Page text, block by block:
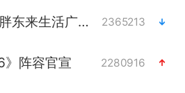
于东来回应关闭胖东来生活广场店 2365213
》阵容官宣 2280916